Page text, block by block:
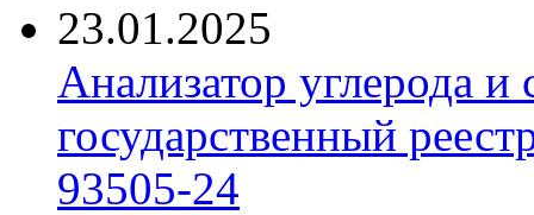
23.01.2025
Анализатор углерода
государственный
93505-24